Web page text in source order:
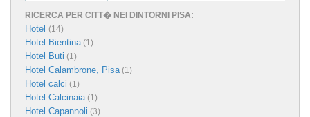
RICERCA PER CITT� NEI DINTORNI PISA:
Hotel (14)
Hotel Bientina(1)
Hotel Buti (1)
Hotel Calambrone, Pisa(1)
Hotel calci (1)
Hotel Calcinaia(1)
Hotel Capannoli (3)